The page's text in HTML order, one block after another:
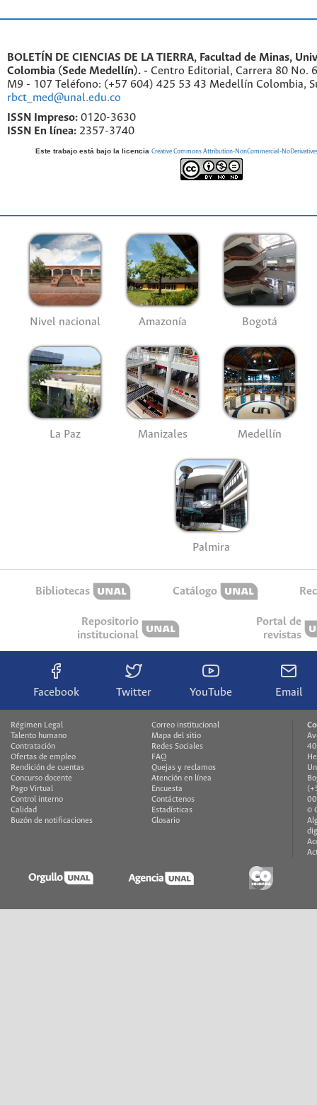
BOLETÍN DE CIENCIAS DE LA TIERRA, Facultad de Minas,
Colombia (Sede Medellín). - Centro Editorial, Carrera 80 No.
M9 - 107 Teléfono: (+57 604) 425 53 43 Medellín Colombia,
rbct_med@unal.edu.co
ISSN Impreso: 0120-3630
ISSN En línea: 2357-3740
Este trabajo está bajo la licencia Creative Commons Attribution-NonCommercial-
Nivel nacional Amazonía Bogotá
La Paz Manizales Medellín
Palmira
Bibliotecas Catálogo
Repositorio
institucional
Portal de
revistas
Facebook Twitter YouTube Email
Régimen Legal
Talento humano
Contratación
Ofertas de empleo
Rendición de cuentas
Concurso docente
Pago Virtual
Control interno
Calidad
Buzón de notificaciones
Correo institucional
Mapa del sitio
Redes Sociales
FAQ
Quejas y reclamos
Atención en línea
Encuesta
Contáctenos
Estadísticas
Glosario
©